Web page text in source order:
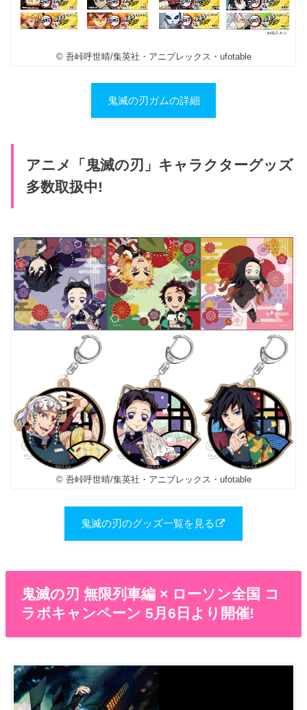
© 吾峠呼世晴/集英社・アニプレックス・ufotable
鬼滅の刃ガムの詳細
アニメ「鬼滅の刃」キャラクターグッズ
多数取扱中!
© 吾峠呼世晴/集英社・アニプレックス・ufotable
鬼滅の刃のグッズ一覧を見る
鬼滅の刃 無限列車編 × ローソン全国 コ
ラボキャンペーン 5月6日より開催!